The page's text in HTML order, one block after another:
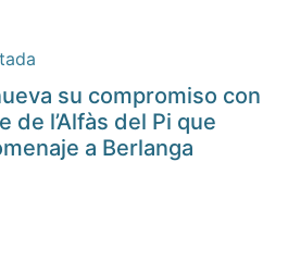
su compromiso con
de l’Alfàs del Pi que
a Berlanga